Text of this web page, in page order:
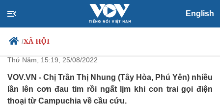
English
/XÃ HỘI
Chính trị
Xã hội
Nỗi lòng người mẹ tìm con bị lừa
sang Campuchia
Thứ Năm, 15:19, 25/08/2022
VOV.VN - Chị Trần Thị Nhung (Tây Hòa, Phú Yên) nhiều
lần lên cơn đau tim rồi ngất lịm khi con trai gọi điện
thoại từ Campuchia về cầu cứu.